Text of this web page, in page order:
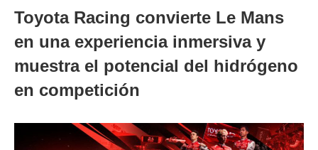
Toyota Racing convierte Le Mans
en una experiencia inmersiva y
muestra el potencial del hidrógeno
en competición